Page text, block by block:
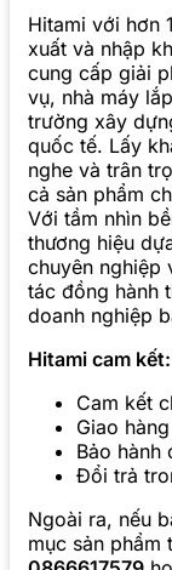
Hitami với hơn
xuất và nhập
cung cấp giải
vụ, nhà máy
trường xây
quốc tế. Lấy
nghe và trân
cả sản phẩm
Với tầm nhìn
thương hiệu
chuyên nghiệp
tác đồng hành
doanh nghiệp
Hitami cam kết:
Cam kết
Giao
Bảo hành
Đổi trả
Ngoài ra, nếu
mục sản phẩm